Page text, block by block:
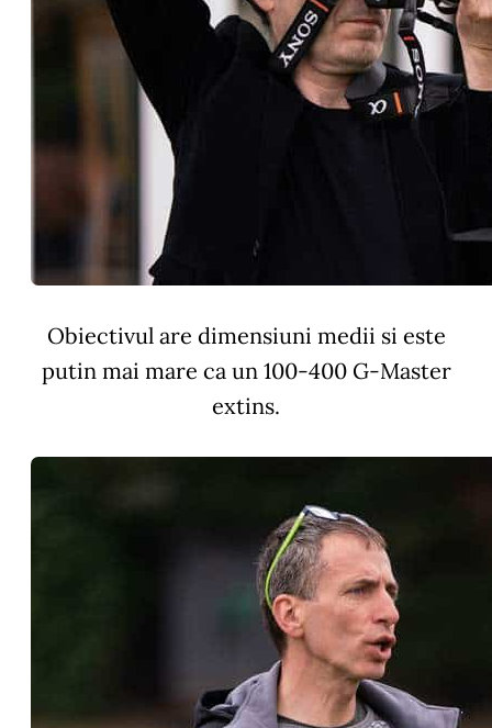
Obiectivul are dimensiuni medii si este
putin mai mare ca un 100-400 G-Master
extins.